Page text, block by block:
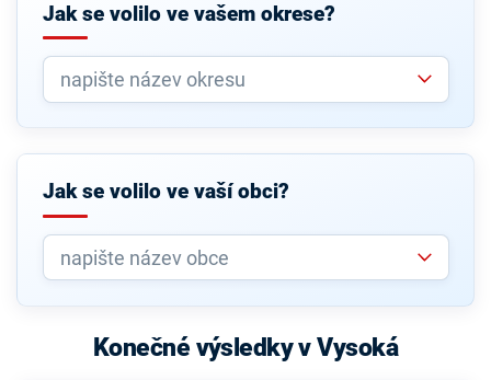
Jak se volilo ve vašem okrese?
Jak se volilo ve vaší obci?
Konečné výsledky v Vysoká